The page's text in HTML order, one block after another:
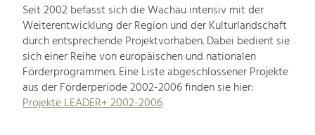
Seit 2002 befasst sich die Wachau intensiv mit der
Weiterentwicklung der Region und der Kulturlandschaft
durch entsprechende Projektvorhaben. Dabei bedient sie
sich einer Reihe von europäischen und nationalen
Förderprogrammen. Eine Liste abgeschlossener Projekte
aus der Förderperiode 2002-2006 finden sie hier:
Projekte LEADER+ 2002-2006